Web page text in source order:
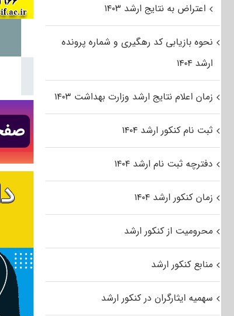
اعتراض به نتایج ارشد ۱۴۰۳
نحوه بازیابی کد رهگیری و شماره پرونده
ارشد ۱۴۰۴
زمان اعلام نتایج ارشد وزارت بهداشت ۱۴۰۳
ثبت نام کنکور ارشد ۱۴۰۴
دفترچه ثبت نام ارشد ۱۴۰۴
زمان کنکور ارشد ۱۴۰۴
محرومیت از کنکور ارشد
منابع کنکور ارشد
سهمیه ایثارگران در کنکور ارشد